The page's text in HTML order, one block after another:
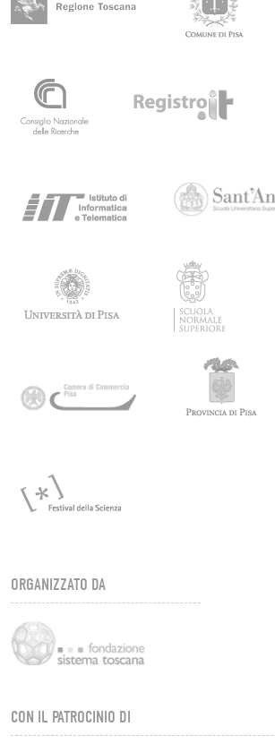
ORGANIZZATO DA
CON IL PATROCINIO DI